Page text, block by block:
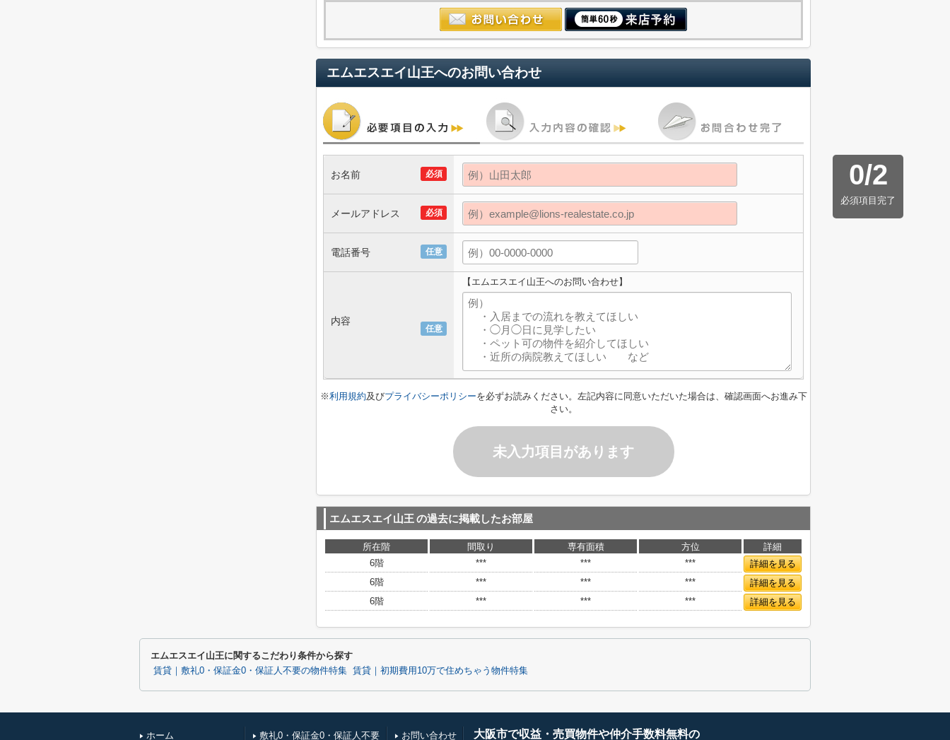
エムエスエイ山王へのお問い合わせ
0/2
必須項目完了
必須
お名前
必須
メールアドレス
任意
電話番号
任意
内容
【エムエスエイ山王へのお問い合わせ】
※利用規約及びプライバシーポリシーを必ずお読みください。左記内容に同意いただいた場合は、確認画面へお進み下
さい。
未入力項目があります
エムエスエイ山王 の過去に掲載したお部屋
所在階 間取り 専有面積 方位
詳細
6階
*** *** ***
詳細を見る
6階
*** *** ***
詳細を見る
6階
*** *** *** 詳細を見る
エムエスエイ山王に関するこだわり条件から探す
賃貸｜敷礼0・保証金0・保証人不要の物件特集 賃貸｜初期費用10万で住めちゃう物件特集
ホーム 敷礼0・保証金0・保証人不要 お問い合わせ 大阪市で収益・売買物件や仲介手数料無料の